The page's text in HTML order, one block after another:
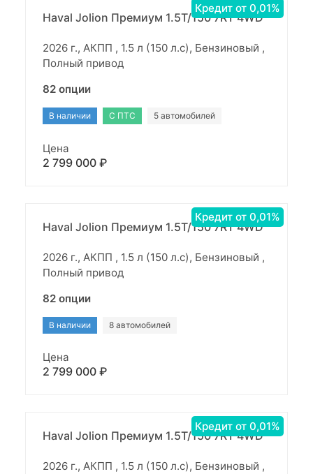
Кредит от 0,01%
Haval Jolion Премиум 1.5T/150 7RT 4WD
2026 г., АКПП , 1.5 л (150 л.с), Бензиновый ,
Полный привод
82 опции
В наличии С ПТС 5 автомобилей
Цена
2 799 000 ₽
Кредит от 0,01%
Haval Jolion Премиум 1.5T/150 7RT 4WD
2026 г., АКПП , 1.5 л (150 л.с), Бензиновый ,
Полный привод
82 опции
В наличии 8 автомобилей
Цена
2 799 000 ₽
Кредит от 0,01%
Haval Jolion Премиум 1.5T/150 7RT 4WD
2026 г., АКПП , 1.5 л (150 л.с), Бензиновый ,